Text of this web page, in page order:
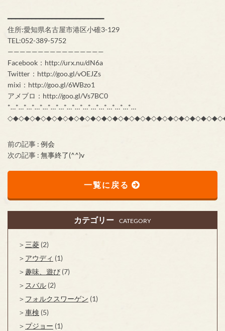
━━━━━━━━━━━━━━━━━━━━━━━━
住所:愛知県名古屋市港区小碓3-129
TEL:052-389-5752
————————————————
Facebook：http://urx.nu/dN6a
Twitter：http://goo.gl/vOEJZs
mixi：http://goo.gl/6WBzo1
アメブロ：http://goo.gl/Vs7BC0
*…*…*…*…*…*…*…*…*…*…*…*…*…*…*…*…
前の記事 : 例会
次の記事 : 無事終了(^^)v
一覧に戻る
カテゴリー CATEGORY
三菱 (2)
アウディ (1)
趣味、遊び (7)
スバル (2)
フォルクスワーゲン (1)
車検 (5)
プジョー (1)